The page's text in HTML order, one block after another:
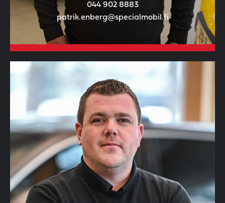
044 902 8883
patrik.enberg@specialmobil.fi